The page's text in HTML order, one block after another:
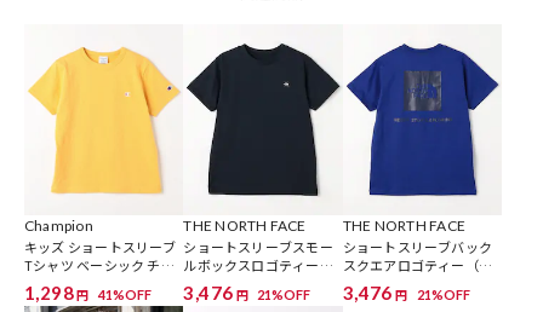
※こちらの商品は、弊社管理上のカラーを表記しております為、タグ
のカラー表記と異なる記載となっております。
【サイト表記：タグ表記】
ホワイト：White2 x Navy-W125
サックスブルー：Lt.Blue-A002
※掲載画像の商品の色味は、屋外や屋内の光の照射や角度により実物
と色味が異なる場合がございます。また表示のサイズ感と実物は若干
Champion
キッズ ショートスリーブ
Tシャツ ベーシック チャ
ンピオン 【限定展開】
1,298円 41%OFF
THE NORTH FACE
ショートスリーブスモー
ルボックスロゴティー
（キッズ） 【限定展開】
3,476 円 21%OFF
THE NORTH FACE
ショートスリーブバック
スクエアロゴティー（キ
ッズ）【限定展開】
3,476 円 21%OFF